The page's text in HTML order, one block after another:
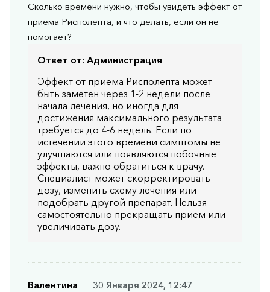
Сколько времени нужно, чтобы увидеть эффект от
приема Рисполепта, и что делать, если он не
помогает?
Ответ от: Администрация
Эффект от приема Рисполепта может
быть заметен через 1-2 недели после
начала лечения, но иногда для
достижения максимального результата
требуется до 4-6 недель. Если по
истечении этого времени симптомы не
улучшаются или появляются побочные
эффекты, важно обратиться к врачу.
Специалист может скорректировать
дозу, изменить схему лечения или
подобрать другой препарат. Нельзя
самостоятельно прекращать прием или
увеличивать дозу.
Валентина
30 Января 2024, 12:47